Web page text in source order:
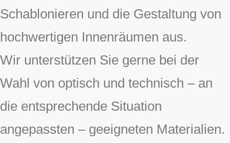
Schablonieren und die Gestaltung von
hochwertigen Innenräumen aus.
Wir unterstützen Sie gerne bei der
Wahl von optisch und technisch – an
die entsprechende Situation
angepassten – geeigneten Materialien.